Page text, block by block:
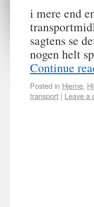
i mere end
sagtens se
nogen helt
Continue
Posted in Hjerne,
transport | Leave a